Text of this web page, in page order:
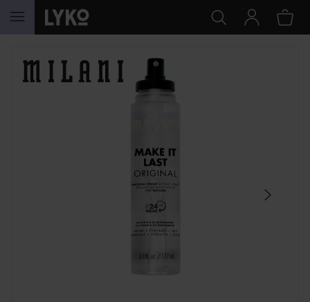
HOPPA TILL INNEHÅLLET
HOPPA ÖVER SEKTIONEN